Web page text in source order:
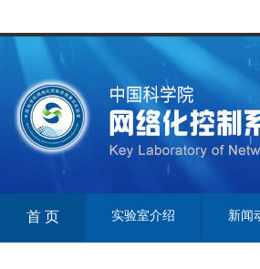
首 页 实验室介绍 新闻